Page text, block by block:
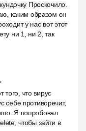
Проскочило.
каким образом он
у нас вот этот
ни 1, ни 2, так
того, что вирус
себе противоречит,
Я попробовал
чтобы зайти в